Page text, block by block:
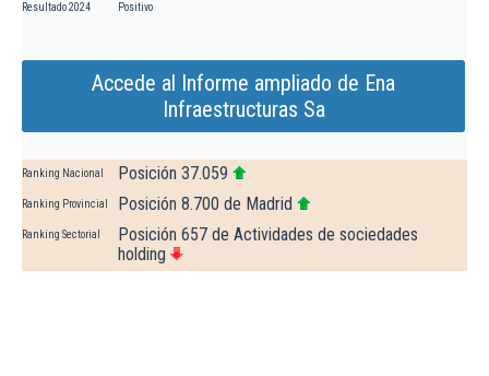
Resultado 2024 Positivo
Accede al Informe ampliado de Ena
Infraestructuras Sa
Ranking Nacional Posición 37.059
Ranking Provincial Posición 8.700 de Madrid
Ranking Sectorial
Posición 657 de Actividades de sociedades
holding